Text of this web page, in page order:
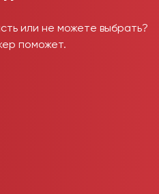
или не можете выбрать?
поможет.